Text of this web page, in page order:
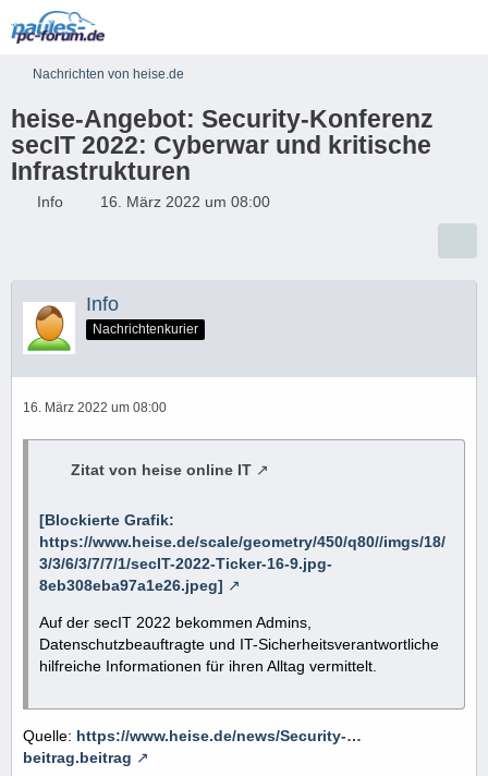
Nachrichten von heise.de
heise-Angebot: Security-Konferenz
secIT 2022: Cyberwar und kritische
Infrastrukturen
Info 16. März 2022 um 08:00
Info
Nachrichtenkurier
16. März 2022 um 08:00
Zitat von heise online IT
[Blockierte Grafik:
https://www.heise.de/scale/geometry/450/q80//imgs/18/
3/3/6/3/7/7/1/secIT-2022-Ticker-16-9.jpg-
8eb308eba97a1e26.jpeg]
Auf der secIT 2022 bekommen Admins,
Datenschutzbeauftragte und IT-Sicherheitsverantwortliche
hilfreiche Informationen für ihren Alltag vermittelt.
Quelle: https://www.heise.de/news/Security-…
beitrag.beitrag